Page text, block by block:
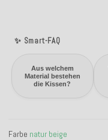
✨ Smart-FAQ
Aus welchem
Material bestehen
die Kissen?
Farbe natur beige